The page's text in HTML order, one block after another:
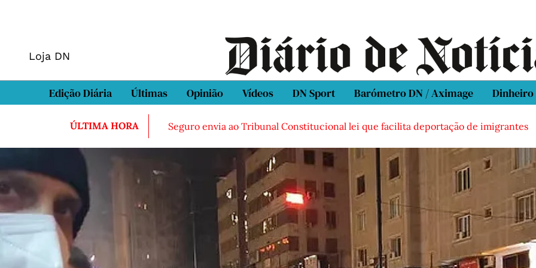
Loja DN
Edição Diária Últimas Opinião Vídeos DN Sport Barómetro DN / Aximage Dinheiro
ÚLTIMA HORA Seguro envia ao Tribunal Constitucional lei que facilita deportação de imigrantes